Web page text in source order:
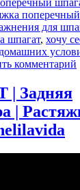
поперечный
для
шпагат, хочу
комментарий
Задняя
|